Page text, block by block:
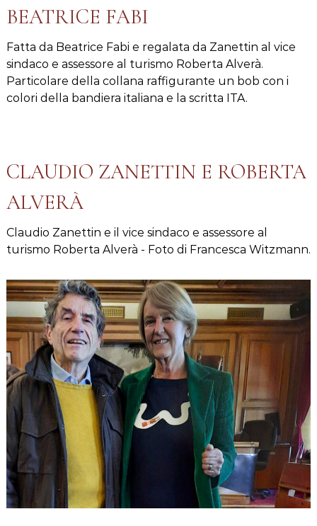
BEATRICE FABI
Fatta da Beatrice Fabi e regalata da Zanettin al vice
sindaco e assessore al turismo Roberta Alverà.
Particolare della collana raffigurante un bob con i
colori della bandiera italiana e la scritta ITA.
CLAUDIO ZANETTIN E ROBERTA
ALVERÀ
Claudio Zanettin e il vice sindaco e assessore al
turismo Roberta Alverà - Foto di Francesca Witzmann.